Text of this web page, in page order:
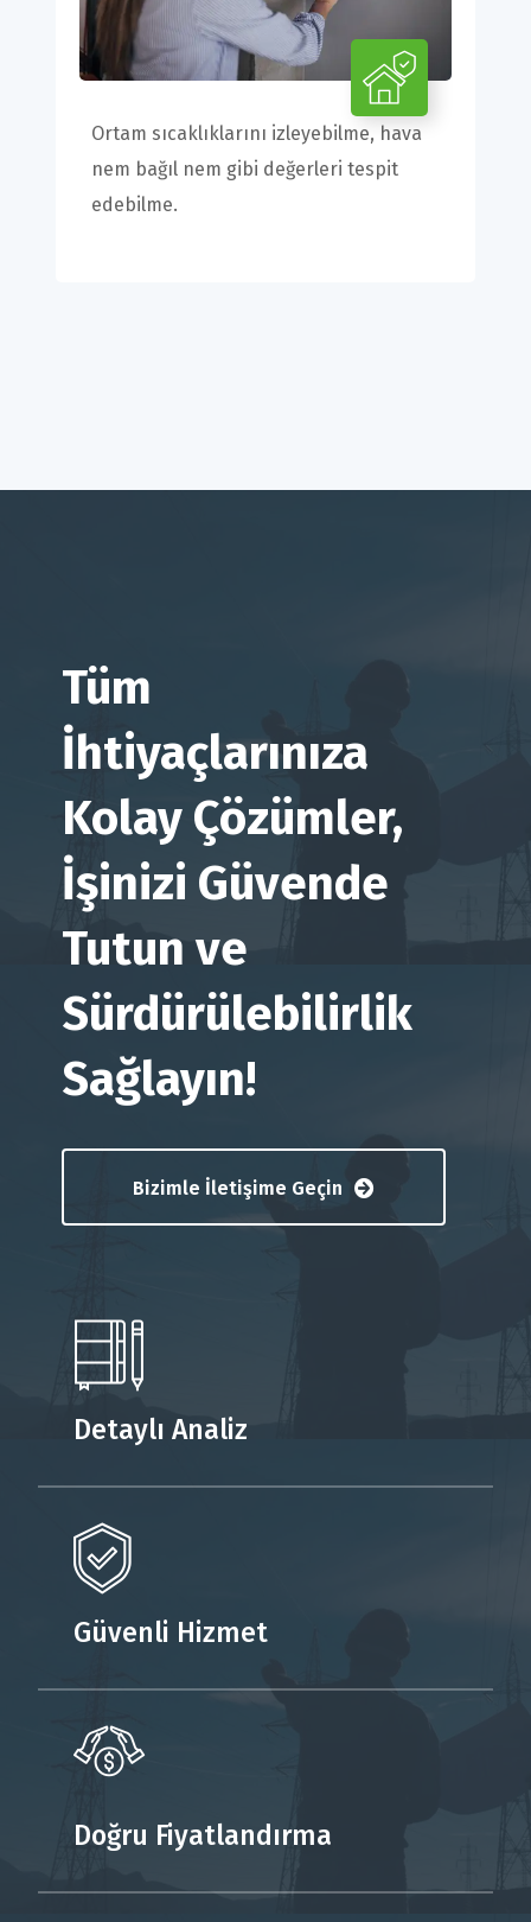
Ortam sıcaklıklarını izleyebilme, hava
nem bağıl nem gibi değerleri tespit
edebilme.
Tüm
İhtiyaçlarınıza
Kolay Çözümler,
İşinizi Güvende
Tutun ve
Sürdürülebilirlik
Sağlayın!
Bizimle İletişime Geçin
Detaylı Analiz
Güvenli Hizmet
Doğru Fiyatlandırma